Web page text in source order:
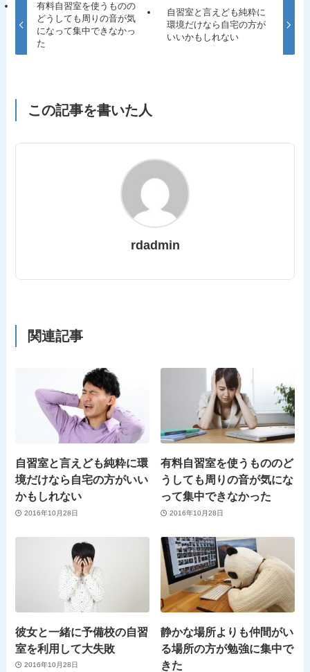
有料自習室を使うものの
どうしても周りの音が気
になって集中できなかっ
た
自習室と言えども純粋に
環境だけなら自宅の方が
いいかもしれない
この記事を書いた人
rdadmin
関連記事
自習室と言えども純粋に環
境だけなら自宅の方がいい
かもしれない
2016年10月28日
有料自習室を使うもののど
うしても周りの音が気にな
って集中できなかった
2016年10月28日
彼女と一緒に予備校の自習
室を利用して大失敗
2016年10月28日
静かな場所よりも仲間がい
る場所の方が勉強に集中で
きた